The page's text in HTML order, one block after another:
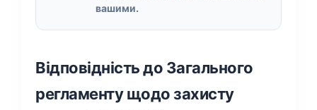
вашими.
Відповідність до Загального
регламенту щодо захисту